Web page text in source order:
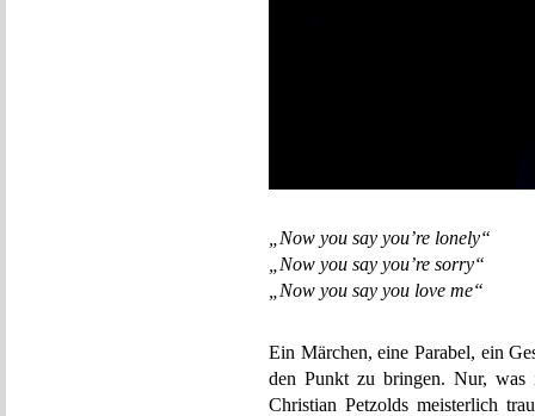
„Now you say you’re lonely“
„Now you say you’re sorry“
„Now you say you love me“
Ein Märchen, eine Parabel, ein
den Punkt zu bringen. Nur,
Christian Petzolds meisterlich